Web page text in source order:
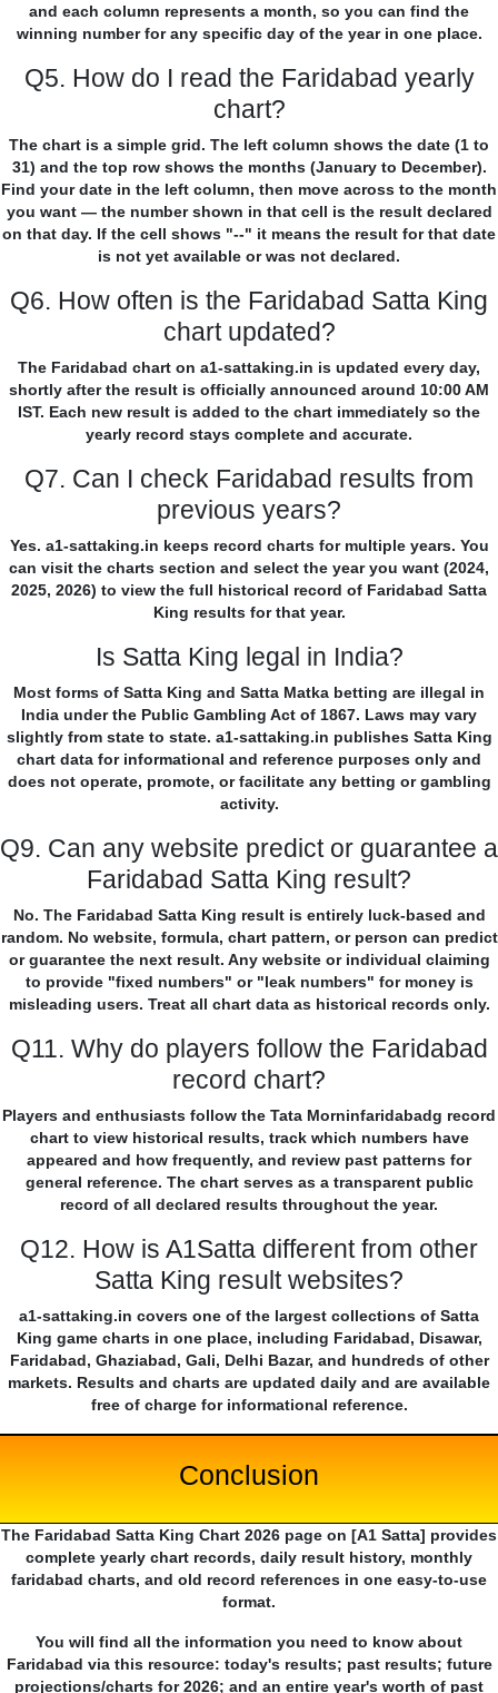
and each column represents a month, so you can find the
winning number for any specific day of the year in one place.
Q5. How do I read the Faridabad yearly
chart?
The chart is a simple grid. The left column shows the date (1 to
31) and the top row shows the months (January to December).
Find your date in the left column, then move across to the month
you want — the number shown in that cell is the result declared
on that day. If the cell shows "--" it means the result for that date
is not yet available or was not declared.
Q6. How often is the Faridabad Satta King
chart updated?
The Faridabad chart on a1-sattaking.in is updated every day,
shortly after the result is officially announced around 10:00 AM
IST. Each new result is added to the chart immediately so the
yearly record stays complete and accurate.
Q7. Can I check Faridabad results from
previous years?
Yes. a1-sattaking.in keeps record charts for multiple years. You
can visit the charts section and select the year you want (2024,
2025, 2026) to view the full historical record of Faridabad Satta
King results for that year.
Is Satta King legal in India?
Most forms of Satta King and Satta Matka betting are illegal in
India under the Public Gambling Act of 1867. Laws may vary
slightly from state to state. a1-sattaking.in publishes Satta King
chart data for informational and reference purposes only and
does not operate, promote, or facilitate any betting or gambling
activity.
Q9. Can any website predict or guarantee a
Faridabad Satta King result?
No. The Faridabad Satta King result is entirely luck-based and
random. No website, formula, chart pattern, or person can predict
or guarantee the next result. Any website or individual claiming
to provide "fixed numbers" or "leak numbers" for money is
misleading users. Treat all chart data as historical records only.
Q11. Why do players follow the Faridabad
record chart?
Players and enthusiasts follow the Tata Morninfaridabadg record
chart to view historical results, track which numbers have
appeared and how frequently, and review past patterns for
general reference. The chart serves as a transparent public
record of all declared results throughout the year.
Q12. How is A1Satta different from other
Satta King result websites?
a1-sattaking.in covers one of the largest collections of Satta
King game charts in one place, including Faridabad, Disawar,
Faridabad, Ghaziabad, Gali, Delhi Bazar, and hundreds of other
markets. Results and charts are updated daily and are available
free of charge for informational reference.
Conclusion
The Faridabad Satta King Chart 2026 page on [A1 Satta] provides
complete yearly chart records, daily result history, monthly
faridabad charts, and old record references in one easy-to-use
format.
You will find all the information you need to know about
Faridabad via this resource: today's results; past results; future
projections/charts for 2026; and an entire year's worth of past